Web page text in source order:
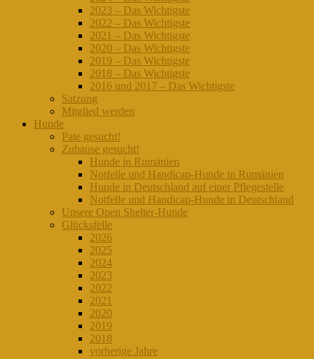
2023 – Das Wichtigste
2022 – Das Wichtigste
2021 – Das Wichtigste
2020 – Das Wichtigste
2019 – Das Wichtigste
2018 – Das Wichtigste
2016 und 2017 – Das Wichtigste
Satzung
Mitglied werden
Hunde
Pate gesucht!
Zuhause gesucht!
Hunde in Rumänien
Notfelle und Handicap-Hunde in Rumänien
Hunde in Deutschland auf einer Pflegestelle
Notfelle und Handicap-Hunde in Deutschland
Unsere Open Shelter-Hunde
Glücksfelle
2026
2025
2024
2023
2022
2021
2020
2019
2018
vorherige Jahre